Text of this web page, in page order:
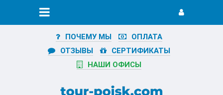
ПОЧЕМУ МЫ
ОПЛАТА
ОТЗЫВЫ
СЕРТИФИКАТЫ
НАШИ ОФИСЫ